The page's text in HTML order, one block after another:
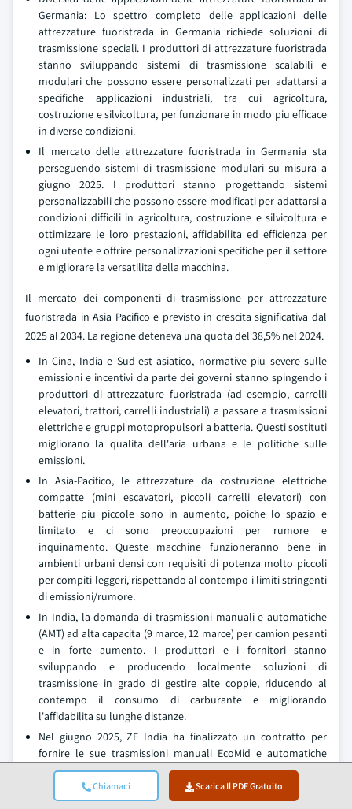
Chiamaci Scarica Il PDF Gratuito
Germania: Lo spettro completo delle applicazioni delle
attrezzature fuoristrada in Germania richiede soluzioni di
trasmissione speciali. I produttori di attrezzature fuoristrada
stanno sviluppando sistemi di trasmissione scalabili e
modulari che possono essere personalizzati per adattarsi a
specifiche applicazioni industriali, tra cui agricoltura,
costruzione e silvicoltura, per funzionare in modo piu efficace
in diverse condizioni.
Il mercato delle attrezzature fuoristrada in Germania sta
perseguendo sistemi di trasmissione modulari su misura a
giugno 2025. I produttori stanno progettando sistemi
personalizzabili che possono essere modificati per adattarsi a
condizioni difficili in agricoltura, costruzione e silvicoltura e
ottimizzare le loro prestazioni, affidabilita ed efficienza per
ogni utente e offrire personalizzazioni specifiche per il settore
e migliorare la versatilita della macchina.
Il mercato dei componenti di trasmissione per attrezzature
fuoristrada in Asia Pacifico e previsto in crescita significativa dal
2025 al 2034. La regione deteneva una quota del 38,5% nel 2024.
In Cina, India e Sud-est asiatico, normative piu severe sulle
emissioni e incentivi da parte dei governi stanno spingendo i
produttori di attrezzature fuoristrada (ad esempio, carrelli
elevatori, trattori, carrelli industriali) a passare a trasmissioni
elettriche e gruppi motopropulsori a batteria. Questi sostituti
migliorano la qualita dell'aria urbana e le politiche sulle
emissioni.
In Asia-Pacifico, le attrezzature da costruzione elettriche
compatte (mini escavatori, piccoli carrelli elevatori) con
batterie piu piccole sono in aumento, poiche lo spazio e
limitato e ci sono preoccupazioni per rumore e
inquinamento. Queste macchine funzioneranno bene in
ambienti urbani densi con requisiti di potenza molto piccoli
per compiti leggeri, rispettando al contempo i limiti stringenti
di emissioni/rumore.
In India, la domanda di trasmissioni manuali e automatiche
(AMT) ad alta capacita (9 marce, 12 marce) per camion pesanti
e in forte aumento. I produttori e i fornitori stanno
sviluppando e producendo localmente soluzioni di
trasmissione in grado di gestire alte coppie, riducendo al
contempo il consumo di carburante e migliorando
l'affidabilita su lunghe distanze.
Nel giugno 2025, ZF India ha finalizzato un contratto per
fornire le sue trasmissioni manuali EcoMid e automatiche
EcoTronic Mid a 9 marce a un importante produttore di veicoli
commerciali indiano. Questo accordo riguarda il segmento di
mercato ad alta coppia di 1300 Nm, permettendo a ZF di